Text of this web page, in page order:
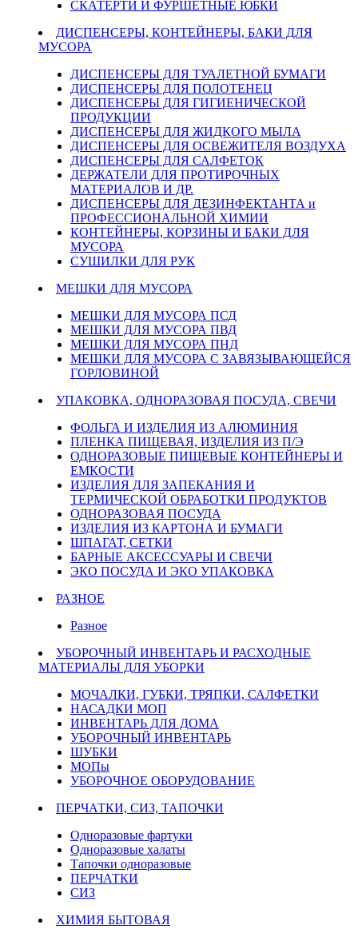
СКАТЕРТИ И ФУРШЕТНЫЕ ЮБКИ
ДИСПЕНСЕРЫ, КОНТЕЙНЕРЫ, БАКИ ДЛЯ
МУСОРА
ДИСПЕНСЕРЫ ДЛЯ ТУАЛЕТНОЙ БУМАГИ
ДИСПЕНСЕРЫ ДЛЯ ПОЛОТЕНЕЦ
ДИСПЕНСЕРЫ ДЛЯ ГИГИЕНИЧЕСКОЙ
ПРОДУКЦИИ
ДИСПЕНСЕРЫ ДЛЯ ЖИДКОГО МЫЛА
ДИСПЕНСЕРЫ ДЛЯ ОСВЕЖИТЕЛЯ ВОЗДУХА
ДИСПЕНСЕРЫ ДЛЯ САЛФЕТОК
ДЕРЖАТЕЛИ ДЛЯ ПРОТИРОЧНЫХ
МАТЕРИАЛОВ И ДР.
ДИСПЕНСЕРЫ ДЛЯ ДЕЗИНФЕКТАНТА и
ПРОФЕССИОНАЛЬНОЙ ХИМИИ
КОНТЕЙНЕРЫ, КОРЗИНЫ И БАКИ ДЛЯ
МУСОРА
СУШИЛКИ ДЛЯ РУК
МЕШКИ ДЛЯ МУСОРА
МЕШКИ ДЛЯ МУСОРА ПСД
МЕШКИ ДЛЯ МУСОРА ПВД
МЕШКИ ДЛЯ МУСОРА ПНД
МЕШКИ ДЛЯ МУСОРА С ЗАВЯЗЫВАЮЩЕЙСЯ
ГОРЛОВИНОЙ
УПАКОВКА, ОДНОРАЗОВАЯ ПОСУДА, СВЕЧИ
ФОЛЬГА И ИЗДЕЛИЯ ИЗ АЛЮМИНИЯ
ПЛЕНКА ПИЩЕВАЯ, ИЗДЕЛИЯ ИЗ П/Э
ОДНОРАЗОВЫЕ ПИЩЕВЫЕ КОНТЕЙНЕРЫ И
ЕМКОСТИ
ИЗДЕЛИЯ ДЛЯ ЗАПЕКАНИЯ И
ТЕРМИЧЕСКОЙ ОБРАБОТКИ ПРОДУКТОВ
ОДНОРАЗОВАЯ ПОСУДА
ИЗДЕЛИЯ ИЗ КАРТОНА И БУМАГИ
ШПАГАТ, СЕТКИ
БАРНЫЕ АКСЕССУАРЫ И СВЕЧИ
ЭКО ПОСУДА И ЭКО УПАКОВКА
РАЗНОЕ
Разное
УБОРОЧНЫЙ ИНВЕНТАРЬ И РАСХОДНЫЕ
МАТЕРИАЛЫ ДЛЯ УБОРКИ
МОЧАЛКИ, ГУБКИ, ТРЯПКИ, САЛФЕТКИ
НАСАДКИ МОП
ИНВЕНТАРЬ ДЛЯ ДОМА
УБОРОЧНЫЙ ИНВЕНТАРЬ
ШУБКИ
МОПы
УБОРОЧНОЕ ОБОРУДОВАНИЕ
ПЕРЧАТКИ, СИЗ, ТАПОЧКИ
Одноразовые фартуки
Одноразовые халаты
Тапочки одноразовые
ПЕРЧАТКИ
СИЗ
ХИМИЯ БЫТОВАЯ